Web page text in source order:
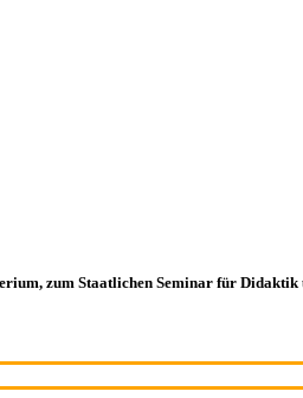
zum Staatlichen Seminar für